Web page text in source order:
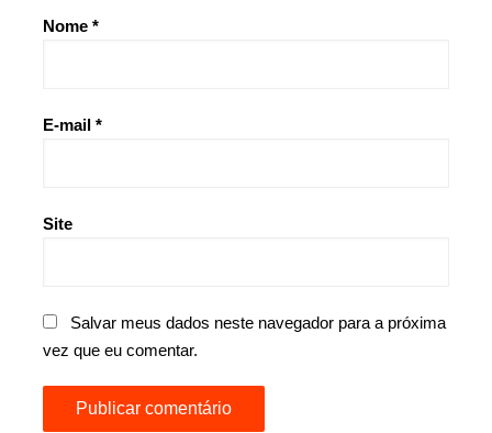
Nome *
E-mail *
Site
Salvar meus dados neste navegador para a próxima
vez que eu comentar.